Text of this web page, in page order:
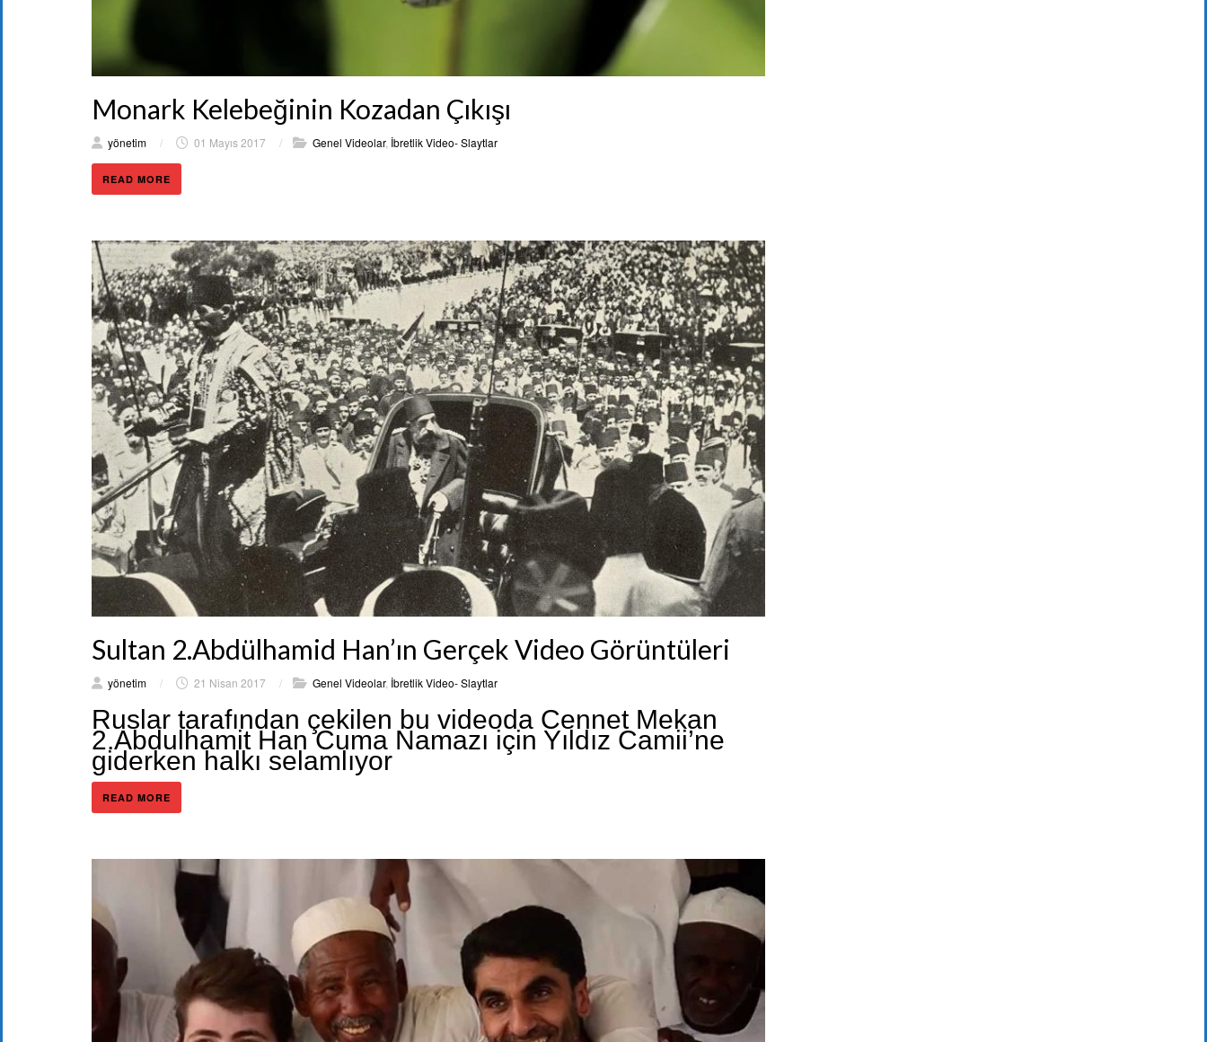
Monark Kelebeğinin Kozadan Çıkışı
yönetim / 01 Mayıs 2017 / Genel Videolar, İbretlik Video- Slaytlar
READ MORE
Sultan 2.Abdülhamid Han’ın Gerçek Video Görüntüleri
yönetim / 21 Nisan 2017 / Genel Videolar, İbretlik Video- Slaytlar
Ruslar tarafından çekilen bu videoda Cennet Mekan
2.Abdulhamit Han Cuma Namazı için Yıldız Camii’ne
giderken halkı selamlıyor
READ MORE